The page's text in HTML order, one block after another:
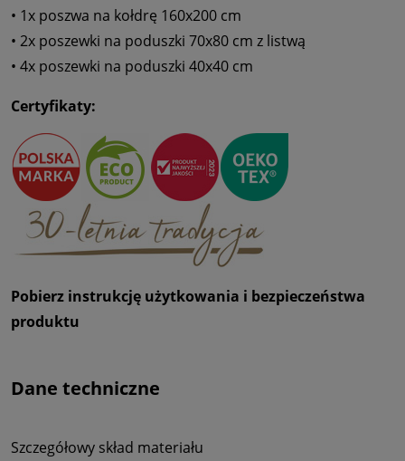
• 1x poszwa na kołdrę 160x200 cm
• 2x poszewki na poduszki 70x80 cm z listwą
• 4x poszewki na poduszki 40x40 cm
Certyfikaty:
Pobierz instrukcję użytkowania i bezpieczeństwa
produktu
Dane techniczne
Szczegółowy skład materiału